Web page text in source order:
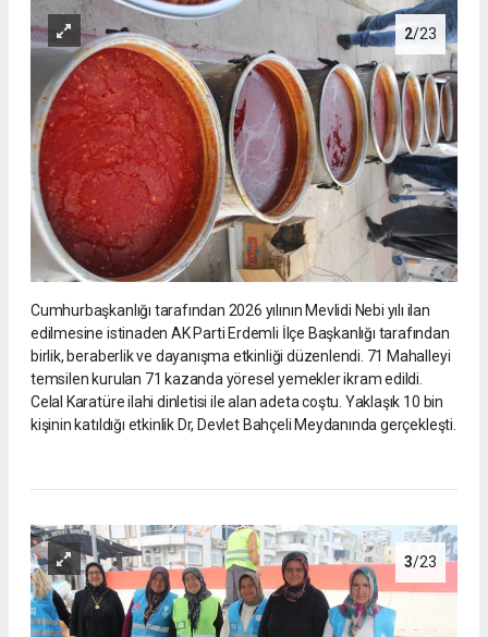
2/23
Cumhurbaşkanlığı tarafından 2026 yılının Mevlidi Nebi yılı ilan
edilmesine istinaden AK Parti Erdemli İlçe Başkanlığı tarafından
birlik, beraberlik ve dayanışma etkinliği düzenlendi. 71 Mahalleyi
temsilen kurulan 71 kazanda yöresel yemekler ikram edildi.
Celal Karatüre ilahi dinletisi ile alan adeta coştu. Yaklaşık 10 bin
kişinin katıldığı etkinlik Dr, Devlet Bahçeli Meydanında gerçekleşti.
3/23